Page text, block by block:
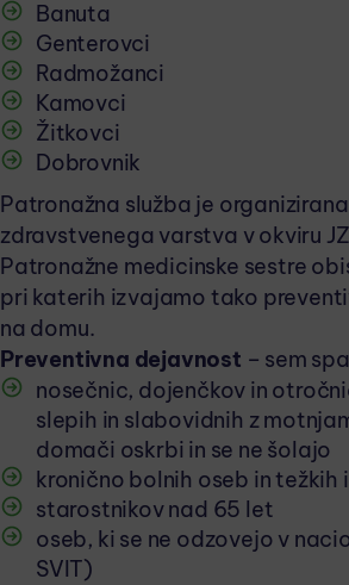
Banuta
Genterovci
Radmožanci
Kamovci
Žitkovci
Dobrovnik
Patronažna služba je
zdravstvenega varstva v okviru
Patronažne medicinske sestre
pri katerih izvajamo tako
na domu.
Preventivna dejavnost – sem
nosečnic, dojenčkov in
slepih in slabovidnih z
domači oskrbi in se ne šolajo
kronično bolnih oseb in težkih
starostnikov nad 65 let
oseb, ki se ne odzovejo v
SVIT)